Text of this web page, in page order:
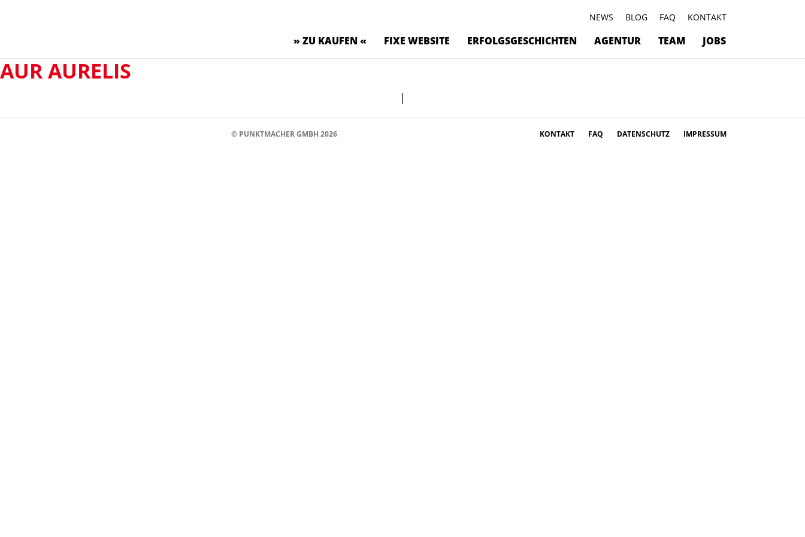
KONTAKT
FAQ
BLOG
NEWS
» ZU KAUFEN « FIXE WEBSITE ERFOLGSGESCHICHTEN AGENTUR TEAM JOBS
AUR AURELIS
|
© PUNKTMACHER GMBH 2026 KONTAKT FAQ DATENSCHUTZ IMPRESSUM